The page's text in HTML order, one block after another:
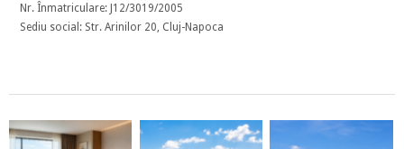
Nr. Înmatriculare: J12/3019/2005
Sediu social: Str. Arinilor 20, Cluj-Napoca